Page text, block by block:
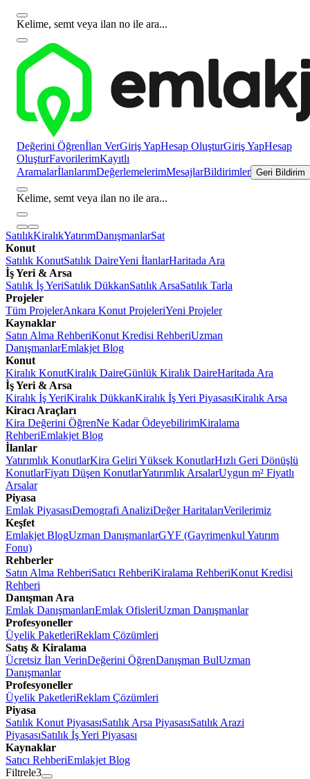
Kelime, semt veya ilan no ile ara...
Değerini Öğrenİlan VerGiriş YapHesap OluşturGiriş YapHesap
OluşturFavorilerimKayıtlı
AramalarİlanlarımDeğerlemelerimMesajlarBildirimler Geri Bildirim
Kelime, semt veya ilan no ile ara...
SatılıkKiralıkYatırımDanışmanlarSat
Konut
Satılık KonutSatılık DaireYeni İlanlarHaritada Ara
İş Yeri & Arsa
Satılık İş YeriSatılık DükkanSatılık ArsaSatılık Tarla
Projeler
Tüm ProjelerAnkara Konut ProjeleriYeni Projeler
Kaynaklar
Satın Alma RehberiKonut Kredisi RehberiUzman
DanışmanlarEmlakjet Blog
Konut
Kiralık KonutKiralık DaireGünlük Kiralık DaireHaritada Ara
İş Yeri & Arsa
Kiralık İş YeriKiralık DükkanKiralık İş Yeri PiyasasıKiralık Arsa
Kiracı Araçları
Kira Değerini ÖğrenNe Kadar ÖdeyebilirimKiralama
RehberiEmlakjet Blog
İlanlar
Yatırımlık KonutlarKira Geliri Yüksek KonutlarHızlı Geri Dönüşlü
KonutlarFiyatı Düşen KonutlarYatırımlık ArsalarUygun m² Fiyatlı
Arsalar
Piyasa
Emlak PiyasasıDemografi AnaliziDeğer HaritalarıVerilerimiz
Keşfet
Emlakjet BlogUzman DanışmanlarGYF (Gayrimenkul Yatırım
Fonu)
Rehberler
Satın Alma RehberiSatıcı RehberiKiralama RehberiKonut Kredisi
Rehberi
Danışman Ara
Emlak DanışmanlarıEmlak OfisleriUzman Danışmanlar
Profesyoneller
Üyelik PaketleriReklam Çözümleri
Satış & Kiralama
Ücretsiz İlan VerinDeğerini ÖğrenDanışman BulUzman
Danışmanlar
Profesyoneller
Üyelik PaketleriReklam Çözümleri
Piyasa
Satılık Konut PiyasasıSatılık Arsa PiyasasıSatılık Arazi
PiyasasıSatılık İş Yeri Piyasası
Kaynaklar
Satıcı RehberiEmlakjet Blog
Filtrele3